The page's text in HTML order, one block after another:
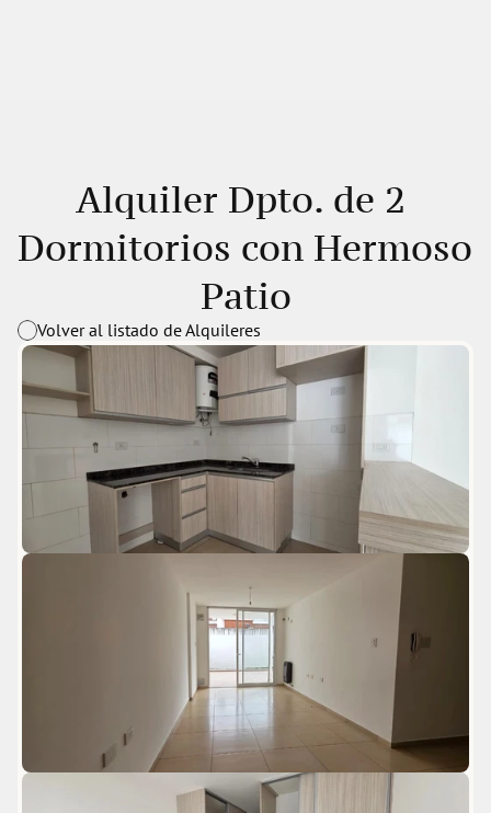
Alquiler Dpto. de 2
Dormitorios con Hermoso
Patio
Volver al listado de Alquileres